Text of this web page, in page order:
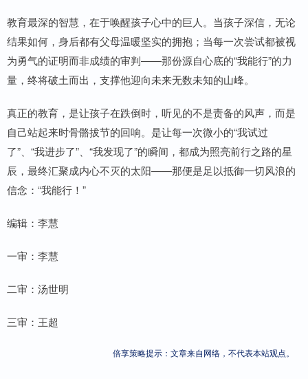
教育最深的智慧，在于唤醒孩子心中的巨人。当孩子深信，无论
结果如何，身后都有父母温暖坚实的拥抱；当每一次尝试都被视
为勇气的证明而非成绩的审判——那份源自心底的“我能行”的力
量，终将破土而出，支撑他迎向未来无数未知的山峰。
真正的教育，是让孩子在跌倒时，听见的不是责备的风声，而是
自己站起来时骨骼拔节的回响。是让每一次微小的“我试过
了”、“我进步了”、“我发现了”的瞬间，都成为照亮前行之路的星
辰，最终汇聚成内心不灭的太阳——那便是足以抵御一切风浪的
信念：“我能行！”
编辑：李慧
一审：李慧
二审：汤世明
三审：王超
倍享策略提示：文章来自网络，不代表本站观点。